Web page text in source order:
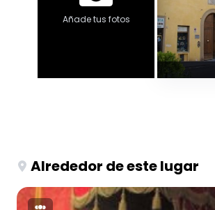
Añade tus fotos
Alrededor de este lugar